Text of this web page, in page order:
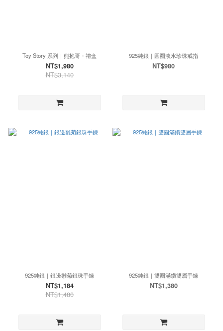
Toy Story 系列｜熊抱哥・禮盒
NT$1,980
NT$3,140
925純銀｜圓圈淡水珍珠戒指
NT$980
925純銀｜銀邊雛菊銀珠手鍊
NT$1,184
NT$1,480
925純銀｜雙圈滿鑽雙層手鍊
NT$1,380